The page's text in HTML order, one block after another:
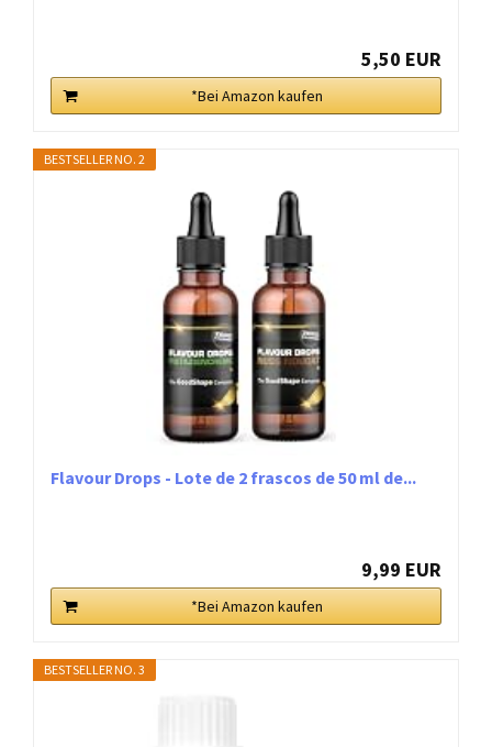
5,50 EUR
*Bei Amazon kaufen
BESTSELLER NO. 2
Flavour Drops - Lote de 2 frascos de 50 ml de...
9,99 EUR
*Bei Amazon kaufen
BESTSELLER NO. 3